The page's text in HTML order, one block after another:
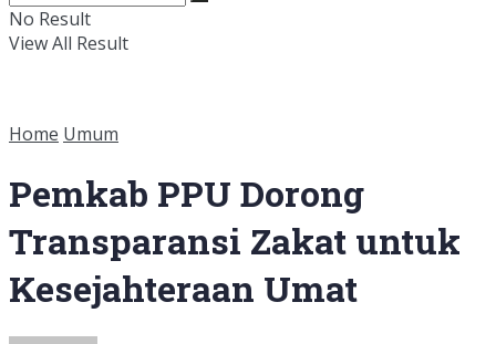
No Result
View All Result
Home Umum
Pemkab PPU Dorong
Transparansi Zakat untuk
Kesejahteraan Umat